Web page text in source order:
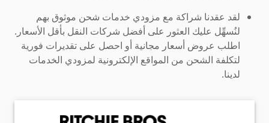
لقد عقدنا شراكة مع مزودي خدمات شحن موثوق بهم
لنُسهِّل عليك العثور على أفضل شركات النقل بأقل الأسعار.
اطلب عروض أسعار مجانية أو احصل على تقديرات فورية
لتكلفة الشحن من المواقع الإلكترونية لمزودي الخدمات
لدينا.